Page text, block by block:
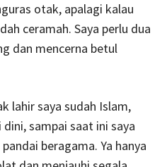
otak, apalagi kalau
ceramah. Saya perlu dua
dan mencerna betul
lahir saya sudah Islam,
sampai saat ini saya
beragama. Ya hanya